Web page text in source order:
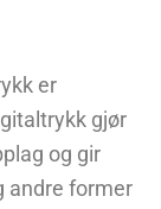
er
gjør
og gir
andre former